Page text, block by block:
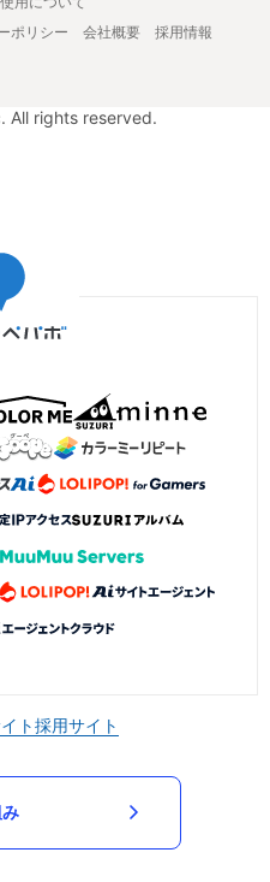
ポリシー 会社概要
採用情報
All rights reserved.
ト採用サイト